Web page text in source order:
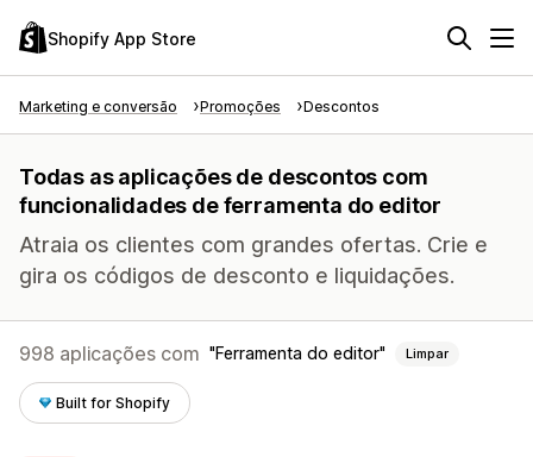
Shopify App Store
Marketing e conversão Promoções Descontos
Todas as aplicações de descontos com
funcionalidades de ferramenta do editor
Atraia os clientes com grandes ofertas. Crie e
gira os códigos de desconto e liquidações.
998 aplicações com Ferramenta do editor Limpar
Built for Shopify